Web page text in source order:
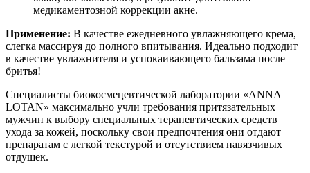
медикаментозной коррекции акне.
Применение: В качестве ежедневного увлажняющего крема,
слегка массируя до полного впитывания. Идеально подходит
в качестве увлажнителя и успокаивающего бальзама после
бритья!
Специалисты биокосмецевтической лаборатории «ANNA
LOTAN» максимально учли требования притязательных
мужчин к выбору специальных терапевтических средств
ухода за кожей, поскольку свои предпочтения они отдают
препаратам с легкой текстурой и отсутствием навязчивых
отдушек.